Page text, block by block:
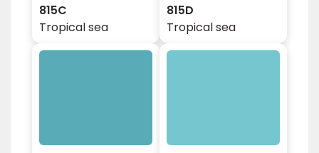
815C
Tropical sea
815D
Tropical sea